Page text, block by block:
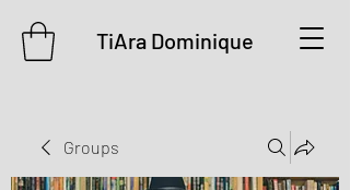
TiAra Dominique
Groups